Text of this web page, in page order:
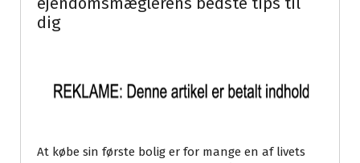
dig
At købe sin første bolig er for mange en af livets